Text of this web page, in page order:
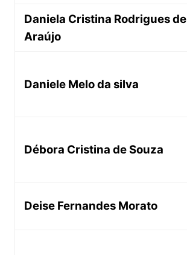
Daniela Cristina Rodrigues de
Araújo
Daniele Melo da silva
Débora Cristina de Souza
Deise Fernandes Morato